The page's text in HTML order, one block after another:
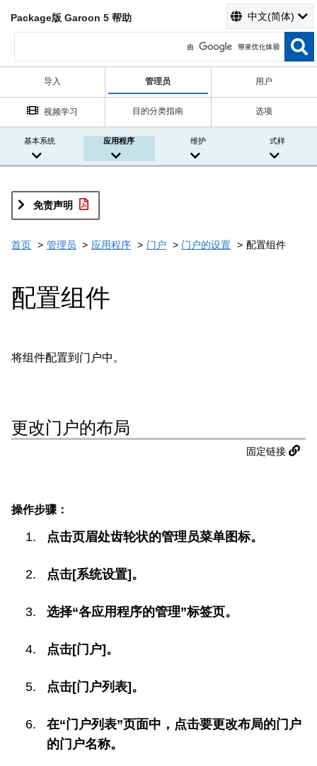
Package版 Garoon 5 帮助 中文(简体)
导入 管理员 用户
视频学习 目的分类指南 选项
基本系统 应用程序 维护 式样
免责声明
首页 管理员 应用程序 门户 门户的设置 配置组件
配置组件
将组件配置到门户中。
更改门户的布局
固定链接
操作步骤：
点击页眉处齿轮状的管理员菜单图标。
点击[系统设置]。
选择“各应用程序的管理”标签页。
点击[门户]。
点击[门户列表]。
在“门户列表”页面中，点击要更改布局的门户
的门户名称。